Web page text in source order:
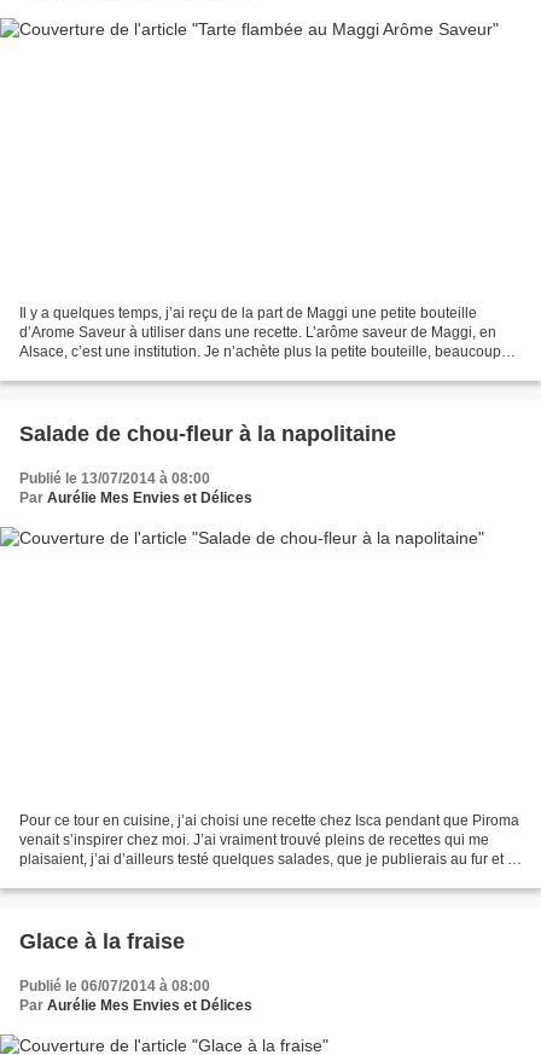
Il y a quelques temps, j’ai reçu de la part de Maggi une petite bouteille
d’Arome Saveur à utiliser dans une recette. L’arôme saveur de Maggi, en
Alsace, c’est une institution. Je n’achète plus la petite bouteille, beaucoup
Salade de chou-fleur à la napolitaine
Publié le 13/07/2014 à 08:00
Par Aurélie Mes Envies et Délices
Pour ce tour en cuisine, j’ai choisi une recette chez Isca pendant que Piroma
venait s’inspirer chez moi. J’ai vraiment trouvé pleins de recettes qui me
plaisaient, j’ai d’ailleurs testé quelques salades, que je publierais au fur et à
Glace à la fraise
Publié le 06/07/2014 à 08:00
Par Aurélie Mes Envies et Délices